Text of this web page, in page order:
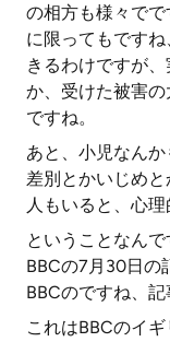
の相方も様々で
に限ってもです
きるわけですが
か、受けた被害
ですね。
あと、小児なん
差別とかいじめ
人もいると、心理
ということなん
BBCの7月30日の
BBCのですね、記
これはBBCのイ